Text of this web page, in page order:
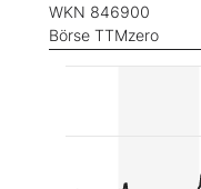
WKN 846900
Börse TTMzero